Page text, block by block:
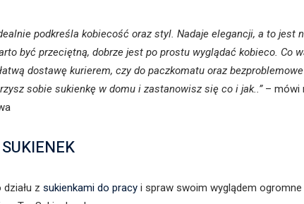
podkreśla kobiecość oraz styl. Nadaje elegancji, a to jest
być przeciętną, dobrze jest po prostu wyglądać kobieco. Co
dostawę kurierem, czy do paczkomatu oraz
sobie sukienkę w domu i zastanowisz się co i jak..”– mówi
z sukienkami do pracy i spraw swoim wyglądem